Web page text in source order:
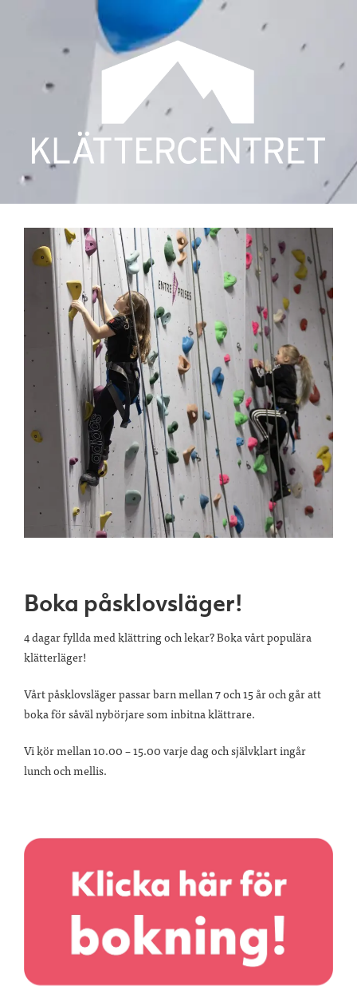
Boka påsklovsläger!
4 dagar fyllda med klättring och lekar? Boka vårt populära
klätterläger!
Vårt påsklovsläger passar barn mellan 7 och 15 år och går att
boka för såväl nybörjare som inbitna klättrare.
Vi kör mellan 10.00 – 15.00 varje dag och självklart ingår
lunch och mellis.